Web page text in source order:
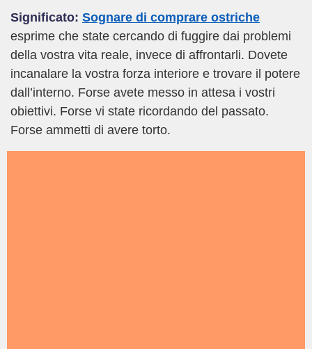
Significato: Sognare di comprare ostriche
esprime che state cercando di fuggire dai problemi
della vostra vita reale, invece di affrontarli. Dovete
incanalare la vostra forza interiore e trovare il potere
dall’interno. Forse avete messo in attesa i vostri
obiettivi. Forse vi state ricordando del passato.
Forse ammetti di avere torto.